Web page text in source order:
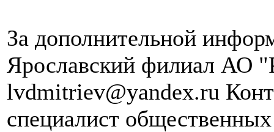
За дополнительной
Ярославский филиал АО
lvdmitriev@yandex.ru
специалист